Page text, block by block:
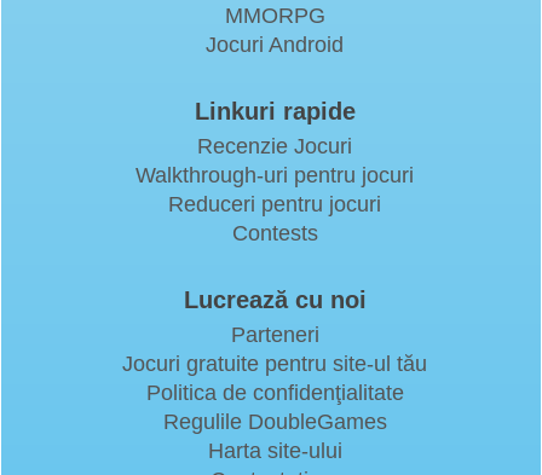
MMORPG
Jocuri Android
Linkuri rapide
Recenzie Jocuri
Walkthrough-uri pentru jocuri
Reduceri pentru jocuri
Contests
Lucrează cu noi
Parteneri
Jocuri gratuite pentru site-ul tău
Politica de confidenţialitate
Regulile DoubleGames
Harta site-ului